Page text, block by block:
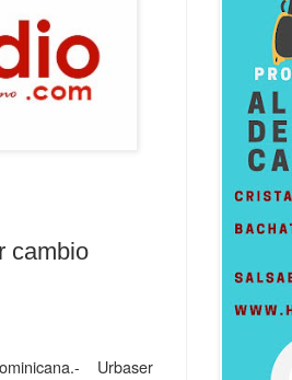
cambio
Urbaser